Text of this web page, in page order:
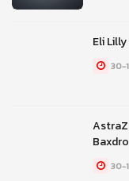
Eli
30-
30-